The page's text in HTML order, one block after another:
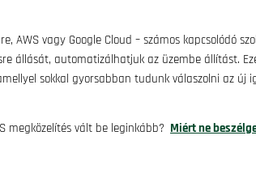
AWS vagy Google Cloud – számos kapcsolódó
állását, automatizálhatjuk az üzembe állítást.
sokkal gyorsabban tudunk válaszolni az új
megközelítés vált be leginkább? Miért ne